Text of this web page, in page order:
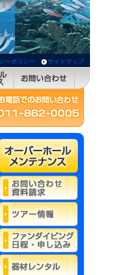
サイトマップ
ーポリシー